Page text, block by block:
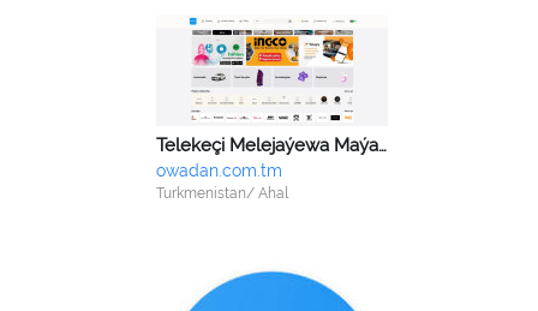
Telekeçi Melejaýewa Maýagözel Ommaýewna
owadan.com.tm
Turkmenistan/ Ahal